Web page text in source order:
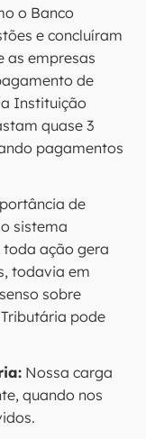
o Banco
e concluíram
as empresas
de
Instituição
quase 3
pagamentos
de
sistema
ação gera
todavia em
sobre
pode
Nossa carga
quando nos